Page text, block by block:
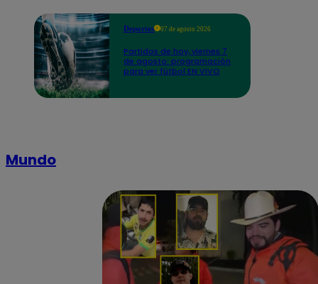
Deportes 07 de agosto 2026
Partidos de hoy, viernes 7
de agosto: programación
para ver fútbol EN VIVO
Mundo